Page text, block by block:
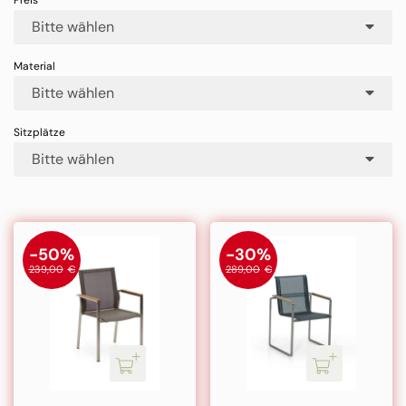
Bitte wählen
Bitte wählen
Bitte wählen
-50%
239,00 €
-30%
289,00 €